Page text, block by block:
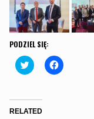
PODZIEL SIĘ:
C
l
t
o
C
l
RELATED